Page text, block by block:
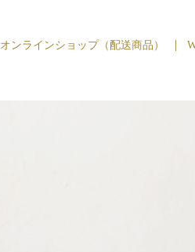
オンラインショップ（配送商品）